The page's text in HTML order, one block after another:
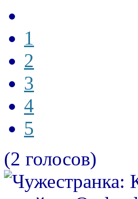
1
2
3
4
5
(2 голосов)